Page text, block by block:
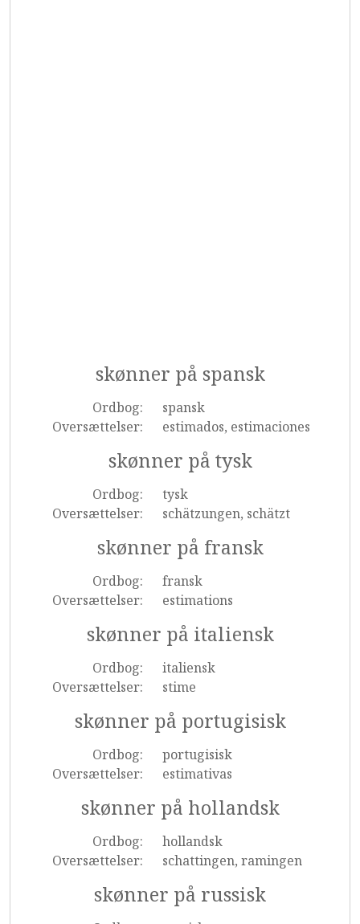
skønner på spansk
Ordbog:
spansk
Oversættelser:
estimados, estimaciones
skønner på tysk
Ordbog:
tysk
Oversættelser:
schätzungen, schätzt
skønner på fransk
Ordbog:
fransk
Oversættelser:
estimations
skønner på italiensk
Ordbog:
italiensk
Oversættelser:
stime
skønner på portugisisk
Ordbog:
portugisisk
Oversættelser:
estimativas
skønner på hollandsk
Ordbog:
hollandsk
Oversættelser:
schattingen, ramingen
skønner på russisk